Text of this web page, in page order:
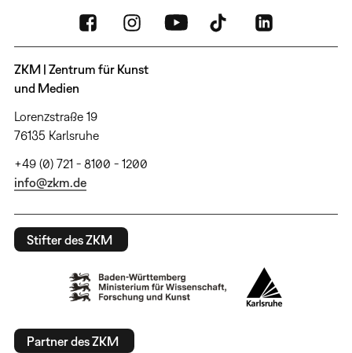
ZKM | Zentrum für Kunst
und Medien
Lorenzstraße 19
76135 Karlsruhe
+49 (0) 721 - 8100 - 1200
info@zkm.de
Stifter des ZKM
Partner des ZKM